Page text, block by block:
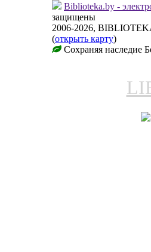
Biblioteka.by -
защищены
2006-2026,
(открыть карту)
Сохраняя наследие